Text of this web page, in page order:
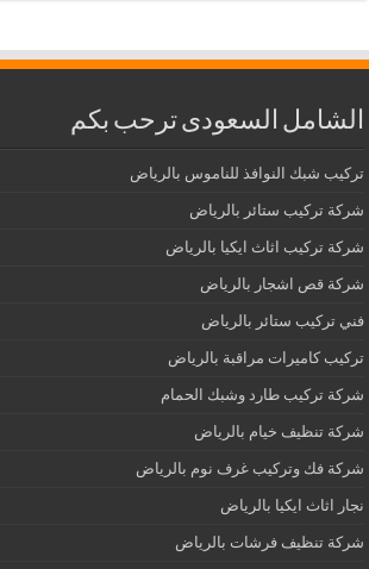
الشامل السعودى ترحب بكم
تركيب شبك النوافذ للناموس بالرياض
شركة تركيب ستائر بالرياض
شركة تركيب اثاث ايكيا بالرياض
شركة قص اشجار بالرياض
فني تركيب ستائر بالرياض
تركيب كاميرات مراقبة بالرياض
شركة تركيب طارد وشبك الحمام
شركة تنظيف خيام بالرياض
شركة فك وتركيب غرف نوم بالرياض
نجار اثاث ايكيا بالرياض
شركة تنظيف فرشات بالرياض